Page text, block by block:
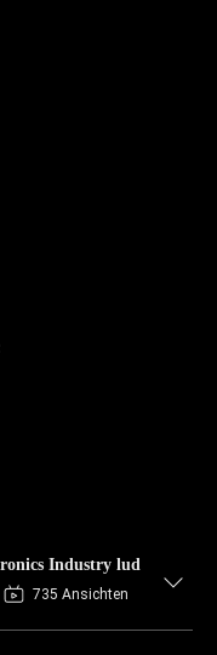
Industry lud
735 Ansichten